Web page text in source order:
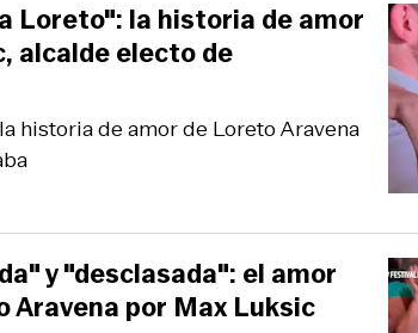
historia de amor de Loreto Aravena
Loreto": la historia de amor
alcalde electo de
y "desclasada": el amor
por Max Luksic